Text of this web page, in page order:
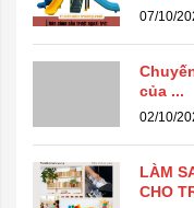
07/10/
của ...
02/10/
LÀM
CHO